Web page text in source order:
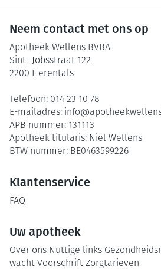
Neem contact met ons op
Apotheek Wellens BVBA
Sint -Jobsstraat 122
2200 Herentals
Telefoon: 014 23 10 78
E-mailadres: info@
APB nummer: 131113
Apotheek titularis: Niel Wellens
BTW nummer: BE0463599226
Klantenservice
FAQ
Uw apotheek
Over ons Nuttige links
wacht Voorschrift Zorgtarieven